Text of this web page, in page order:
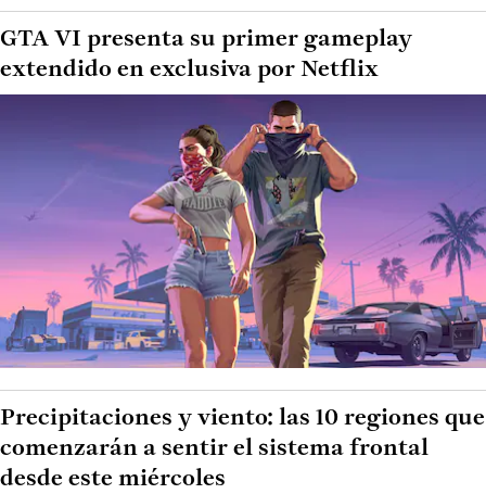
GTA VI presenta su primer gameplay
extendido en exclusiva por Netflix
Precipitaciones y viento: las 10 regiones que
comenzarán a sentir el sistema frontal
desde este miércoles